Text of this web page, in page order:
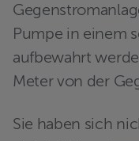
Pumpe in einem
aufbewahrt
Meter von der
Sie haben sich